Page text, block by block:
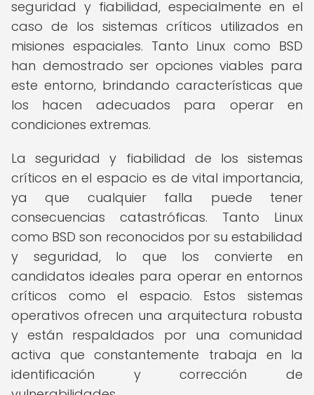
seguridad y fiabilidad, especialmente en el
caso de los sistemas críticos utilizados en
misiones espaciales. Tanto Linux como BSD
han demostrado ser opciones viables para
este entorno, brindando características que
los hacen adecuados para operar en
condiciones extremas.
La seguridad y fiabilidad de los sistemas
críticos en el espacio es de vital importancia,
ya que cualquier falla puede tener
consecuencias catastróficas. Tanto Linux
como BSD son reconocidos por su estabilidad
y seguridad, lo que los convierte en
candidatos ideales para operar en entornos
críticos como el espacio. Estos sistemas
operativos ofrecen una arquitectura robusta
y están respaldados por una comunidad
activa que constantemente trabaja en la
identificación y corrección de